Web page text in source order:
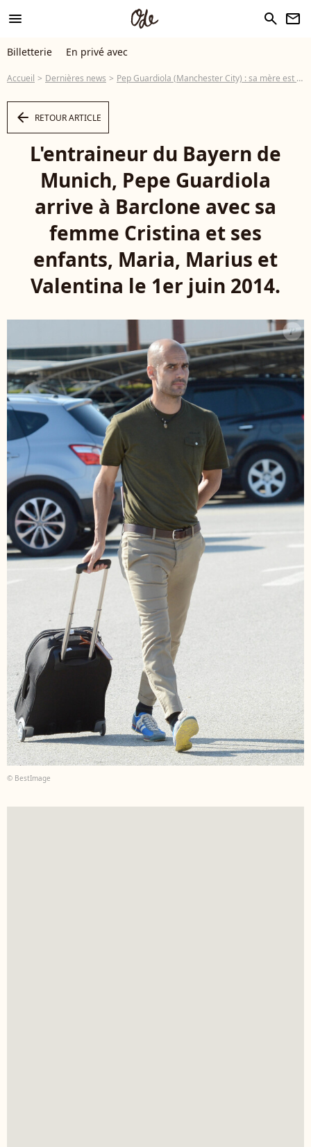
menu search newsletter
Billetterie En privé avec
Accueil Dernières news Pep Guardiola (Manchester City) : sa mère est morte du Covid-19
arrow_left RETOUR ARTICLE
L'entraineur du Bayern de
Munich, Pepe Guardiola
arrive à Barclone avec sa
femme Cristina et ses
enfants, Maria, Marius et
Valentina le 1er juin 2014.
© BestImage